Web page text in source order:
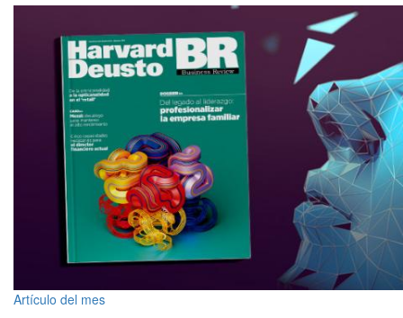
Artículo del mes